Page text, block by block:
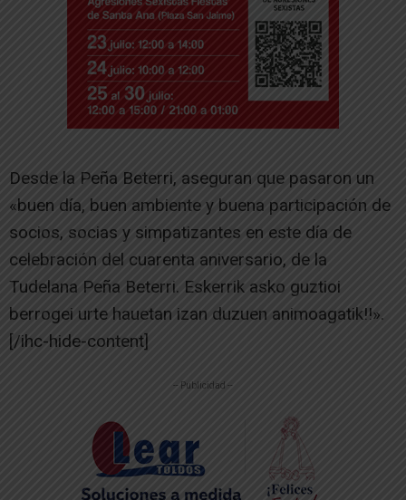
Desde la Peña Beterri, aseguran que pasaron un
«buen día, buen ambiente y buena participación de
socios, socias y simpatizantes en este día de
celebración del cuarenta aniversario, de la
Tudelana Peña Beterri. Eskerrik asko guztioi
berrogei urte hauetan izan duzuen animoagatik!!».
[/ihc-hide-content]
-- Publicidad --